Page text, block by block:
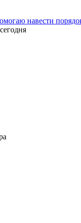
навести
сегодня